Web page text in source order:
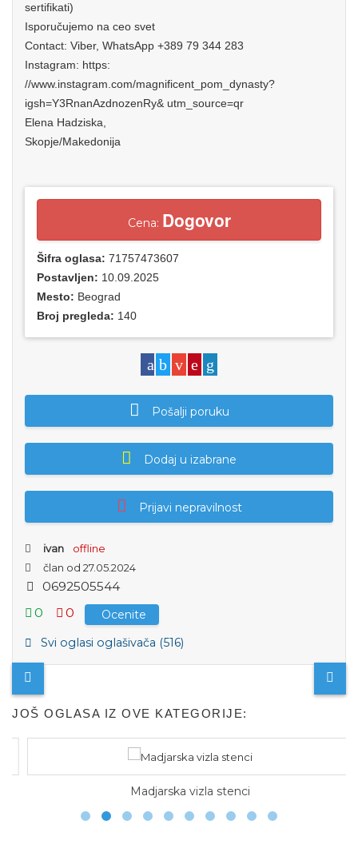
sertifikati)
Isporučujemo na ceo svet
Contact: Viber, WhatsApp +389 79 344 283
Instagram: https:
//www.instagram.com/magnificent_pom_dynasty?
igsh=Y3RnanAzdnozenRy& utm_source=qr
Elena Hadziska,
Skopje/Makedonija
Cena: Dogovor
Šifra oglasa: 71757473607
Postavljen: 10.09.2025
Mesto: Beograd
Broj pregleda: 140
Pošalji poruku
Dodaj u izabrane
Prijavi nepravilnost
ivan
offline
član od 27.05.2024
0692505544
0
0
Ocenite
Svi oglasi oglašivača (516)
JOŠ OGLASA IZ OVE KATEGORIJE:
Madjarska vizla stenci